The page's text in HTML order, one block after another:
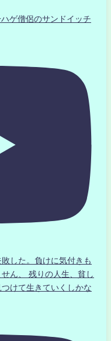
ゲ僧侶のサンドイッチ
した。負けに気付きも
ん、 残りの人生、貧し
けて生きていくしかな